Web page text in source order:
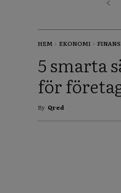
HEM EKONOMI
5 smarta
för
By Qred